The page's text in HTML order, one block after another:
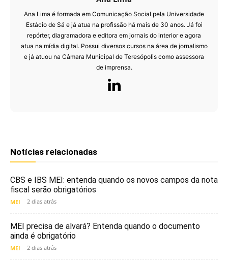
Ana Lima é formada em Comunicação Social pela Universidade
Estácio de Sá e já atua na profissão há mais de 30 anos. Já foi
repórter, diagramadora e editora em jornais do interior e agora
atua na mídia digital. Possui diversos cursos na área de jornalismo
e já atuou na Câmara Municipal de Teresópolis como assessora
de imprensa.
Notícias relacionadas
CBS e IBS MEI: entenda quando os novos campos da nota
fiscal serão obrigatórios
MEI 2 dias atrás
MEI precisa de alvará? Entenda quando o documento
ainda é obrigatório
MEI 2 dias atrás